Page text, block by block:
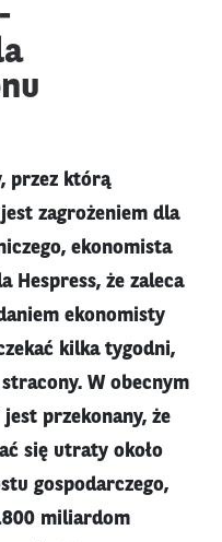
przez którą
zagrożeniem dla
ekonomista
Hespress, że zaleca
ekonomisty
kilka tygodni,
W obecnym
przekonany, że
się utraty około
gospodarczego,
miliardom